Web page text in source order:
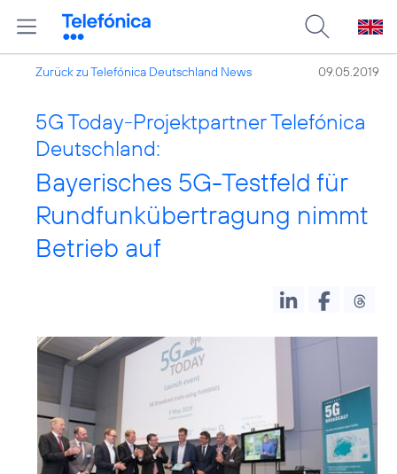
Zurück zu Telefónica Deutschland News 09.05.2019
5G Today-Projektpartner Telefónica
Deutschland:
Bayerisches 5G-Testfeld für
Rundfunkübertragung nimmt
Betrieb auf